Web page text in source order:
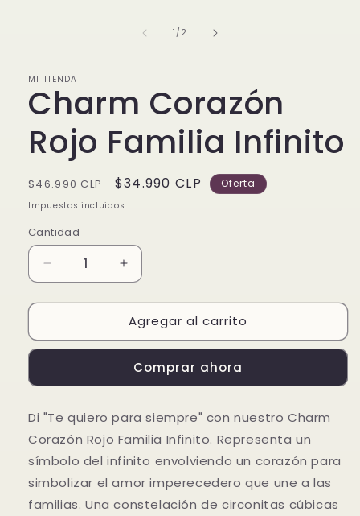
1 /de
2
MI TIENDA
Charm Corazón
Rojo Familia Infinito
Precio
habitual
$46.990 CLP
Precio
de
$34.990 CLP Oferta
Impuestos incluidos.
Cantidad
Reducir
cantidad
para
Corazón
Rojo
Infinito
Aumentar
cantidad
para
Charm
Corazón
Rojo
Familia
Infinito
Agregar al carrito
Comprar ahora
Di "Te quiero para siempre" con nuestro Charm
Corazón Rojo Familia Infinito. Representa un
símbolo del infinito envolviendo un corazón para
simbolizar el amor imperecedero que une a las
familias. Una constelación de circonitas cúbicas